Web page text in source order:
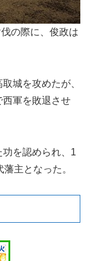
の際に、俊政は
城を攻めたが、
軍を敗退させ
を認められ、1
主となった。